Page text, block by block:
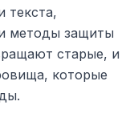
текста,
методы защиты
старые, и
которые